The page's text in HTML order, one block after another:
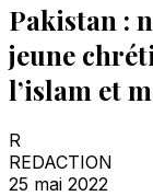
Pakistan :
jeune
l’islam et
R
REDACTION
25 mai 2022